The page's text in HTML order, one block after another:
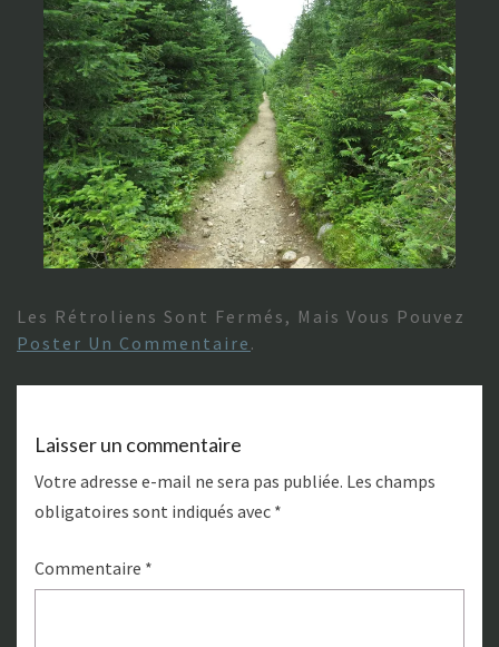
Les Rétroliens Sont Fermés, Mais Vous Pouvez
Poster Un Commentaire .
Laisser un commentaire
Votre adresse e-mail ne sera pas publiée. Les champs
obligatoires sont indiqués avec *
Commentaire *